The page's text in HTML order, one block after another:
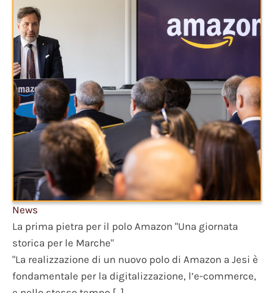
News
La prima pietra per il polo Amazon "Una giornata
storica per le Marche"
"La realizzazione di un nuovo polo di Amazon a Jesi è
fondamentale per la digitalizzazione, l’e-commerce,